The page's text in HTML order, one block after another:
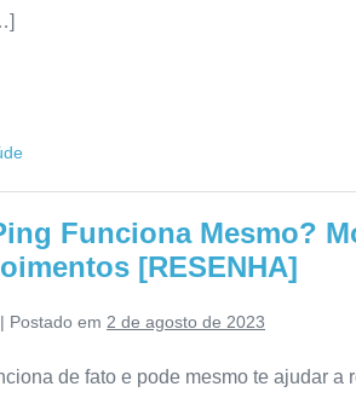
Funciona Mesmo?
[RESENHA]
| Postado em 2 de agosto de 2023
de fato e pode mesmo te ajudar